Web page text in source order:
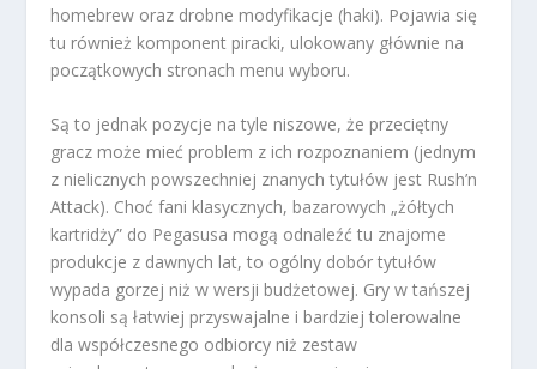
homebrew oraz drobne modyfikacje (haki). Pojawia się
tu również komponent piracki, ulokowany głównie na
początkowych stronach menu wyboru.
Są to jednak pozycje na tyle niszowe, że przeciętny
gracz może mieć problem z ich rozpoznaniem (jednym
z nielicznych powszechniej znanych tytułów jest Rush’n
Attack). Choć fani klasycznych, bazarowych „żółtych
kartridży” do Pegasusa mogą odnaleźć tu znajome
produkcje z dawnych lat, to ogólny dobór tytułów
wypada gorzej niż w wersji budżetowej. Gry w tańszej
konsoli są łatwiej przyswajalne i bardziej tolerowalne
dla współczesnego odbiorcy niż zestaw